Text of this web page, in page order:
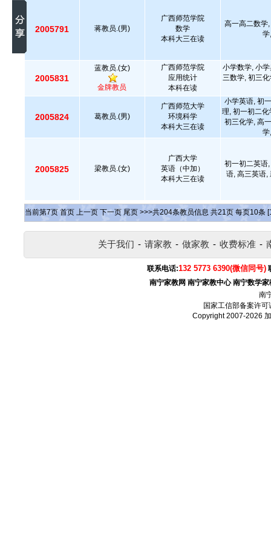
2005791 蒋教员.(男)
广西师范学院
数学
本科大三在读
高一高二数学
2005831
蓝教员.(女)
金牌教员
广西师范学院
应用统计
本科在读
小学数学, 小
三数学, 初三
2005824 葛教员.(男)
广西师范大学
环境科学
本科大三在读
小学英语, 初
理, 初一初二
初三化学, 高
2005825 梁教员.(女)
广西大学
英语（中加）
本科大三在读
初一初二英语
语, 高三英语,
当前第7页 首页 上一页 下一页 尾页 >>>共204条教员信息 共21页 每页10条
关于我们 - 请家教 - 做家教 - 收费标准 -
联系电话:132 5773 6390(微信同号)
南宁家教网 南宁家教中心 南宁数学家
南
国家工信部备案许可
Copyright 2007-2026